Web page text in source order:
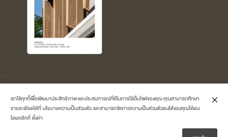
Copyright © 2026 Treeconcept byPolymer-Master Co.,Ltd.
All Rights
Reserved.
เราใช้คุกกี้เพื่อพัฒนาประสิทธิภาพ และประสบการณ์ที่ดีในการใช้เว็บไซต์ของคุณ คุณสามารถศึกษา
รายละเอียดได้ที่นโยบายความเป็นส่วนตัวและสามารถจัดการความเป็นส่วนตัวเองได้ของคุณได้เอง
โดยคลิกที่ตั้งค่า